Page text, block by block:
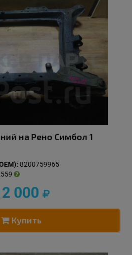
на Рено Симбол 1
8200759965
000
Купить